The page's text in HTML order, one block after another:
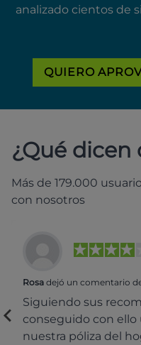
analizado cientos de
QUIERO
¿Qué dicen
Más de 179.000
con nosotros
Rosa dejó un comentario
Siguiendo sus
conseguido con ello
nuestra póliza del